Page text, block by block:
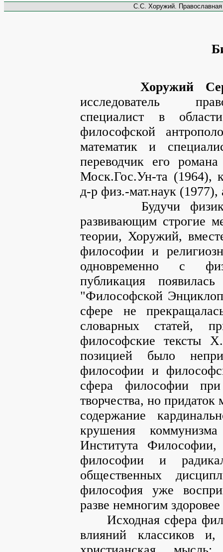
С.С. Хоружий. Православная
Хоружий
исследователь
специалист в
философской
математик и
переводчик его
Моск.Гос.Ун-та (1964),
д-р физ.-мат.наук
Будучи физиком-
развивающим строгие
теории, Хоружий,
философии и
одновременно с
публикация
"Философской
сфере не
словарных статей,
философские тексты
позицией было
философии и
сфера философии
творчества, но
содержание
крушения
Института
философии и
общественных
философия уже
разве немногим
Исходная сфера
влияний классиков